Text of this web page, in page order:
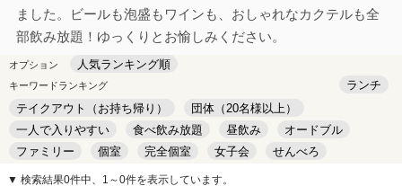
ました。ビールも泡盛もワインも、おしゃれなカクテルも全
部飲み放題！ゆっくりとお愉しみください。
オプション 人気ランキング順
キーワードランキング
ランチ
テイクアウト（お持ち帰り）
団体（20名様以上）
一人で入りやすい
食べ飲み放題 昼飲み
オードブル
ファミリー
個室 完全個室 女子会
せんべろ
キッズルーム
安い デート
▼ 検索結果0件中、1～0件を表示しています。